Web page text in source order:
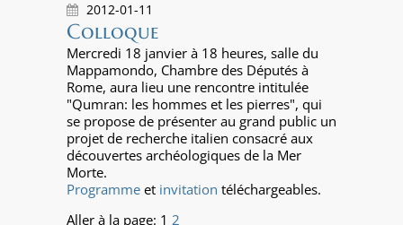
2012-01-11
Colloque
Mercredi 18 janvier à 18 heures, salle du
Mappamondo, Chambre des Députés à
Rome, aura lieu une rencontre intitulée
"Qumran: les hommes et les pierres", qui
se propose de présenter au grand public un
projet de recherche italien consacré aux
découvertes archéologiques de la Mer
Morte.
Programme et invitation téléchargeables.
Aller à la page: 1 2